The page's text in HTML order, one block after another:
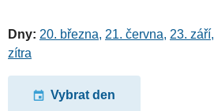
Dny: 20. března, 21. června, 23. září,
zítra
Vybrat den